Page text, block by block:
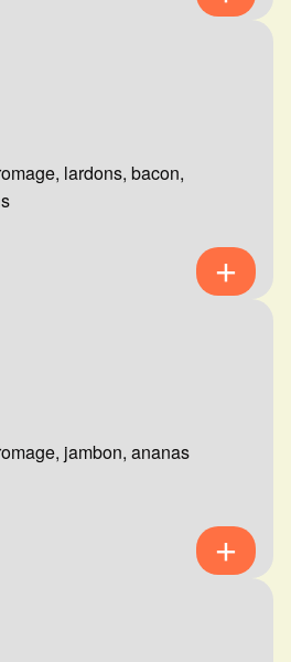
lardons, bacon,
jambon, ananas